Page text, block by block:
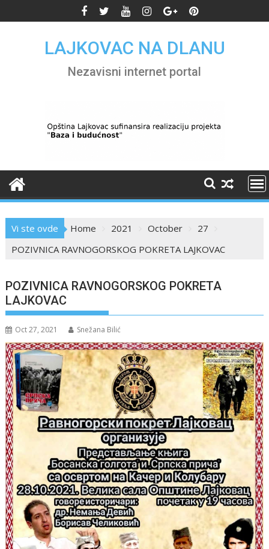
to
LAJKOVAC NA DLANU
Nezavisni internet portal
Vi ste ovde Home 2021 October
27
POZIVNICA RAVNOGORSKOG POKRETA LAJKOVAC
POZIVNICA RAVNOGORSKOG POKRETA
LAJKOVAC
Oct 27, 2021 Snežana Bilić